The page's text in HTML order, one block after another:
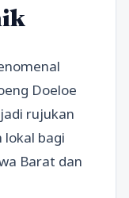
Doeloe
rujukan
lokal bagi
Barat dan